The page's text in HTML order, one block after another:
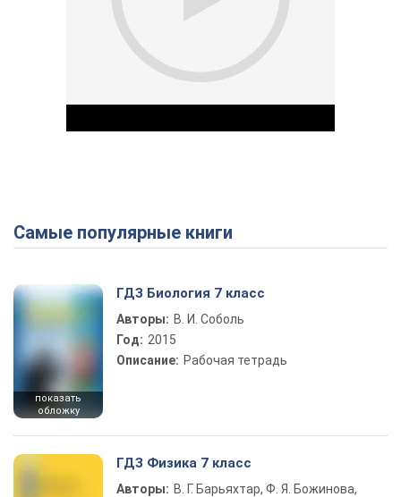
Play Video
Самые популярные книги
показать
обложку
ГДЗ Биология 7 класс
Авторы: В. И. Соболь
Год: 2015
Описание: Рабочая тетрадь
ГДЗ Физика 7 класс
Авторы: В. Г. Барьяхтар, Ф. Я. Божинова,